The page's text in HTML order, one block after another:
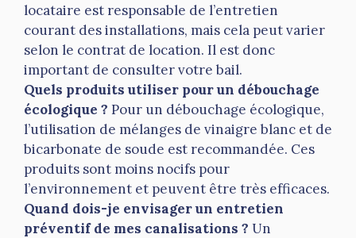
locataire est responsable de l’entretien
courant des installations, mais cela peut varier
selon le contrat de location. Il est donc
important de consulter votre bail.
Quels produits utiliser pour un débouchage
écologique ? Pour un débouchage écologique,
l’utilisation de mélanges de vinaigre blanc et de
bicarbonate de soude est recommandée. Ces
produits sont moins nocifs pour
l’environnement et peuvent être très efficaces.
Quand dois-je envisager un entretien
préventif de mes canalisations ? Un